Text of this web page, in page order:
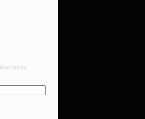
Контакты